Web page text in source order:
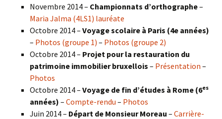
Novembre 2014 – Championnats d’orthographe–
Maria Jalma (4LS1) lauréate
Octobre 2014 – Voyage scolaire à Paris (4e années)
– Photos (groupe 1) – Photos (groupe 2)
Octobre 2014 – Projet pour la restauration du
patrimoine immobilier bruxellois – Présentation –
Photos
Octobre 2014 – Voyage de fin d’études à Rome (6es
années) – Compte-rendu – Photos
Juin 2014 – Départ de Monsieur Moreau – Carrière-